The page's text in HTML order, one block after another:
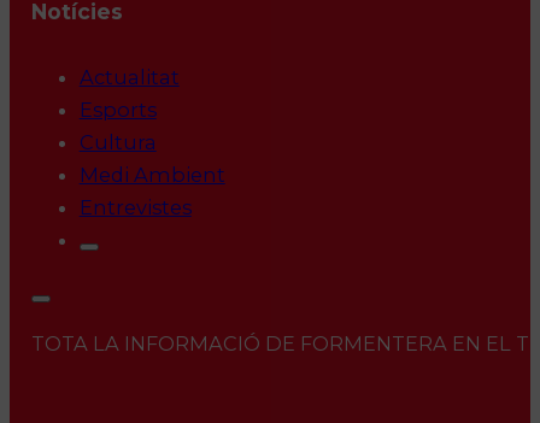
Notícies
Actualitat
Esports
Cultura
Medi Ambient
Entrevistes
TOTA LA INFORMACIÓ DE FORMENTERA EN EL